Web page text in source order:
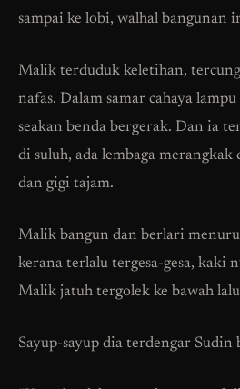
sampai ke lobi, walhal bangunan
Malik terduduk keletihan,
nafas. Dalam samar cahaya
seakan benda bergerak. Dan ia
di suluh, ada lembaga
dan gigi tajam.
Malik bangun dan berlari
kerana terlalu tergesa-gesa, kaki
Malik jatuh tergolek ke bawah lalu
Sayup-sayup dia terdengar Sudin